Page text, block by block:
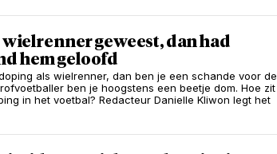
wielrenner geweest, dan had
hem geloofd
als wielrenner, dan ben je een schande voor de
ben je hoogstens een beetje dom. Hoe zit
in het voetbal? Redacteur Danielle Kliwon legt het